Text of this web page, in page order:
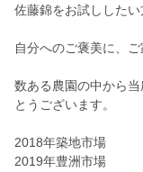
佐藤錦をお試しした
自分へのご褒美に、
数ある農園の中から
とうございます。
2018年築地市場
2019年豊洲市場